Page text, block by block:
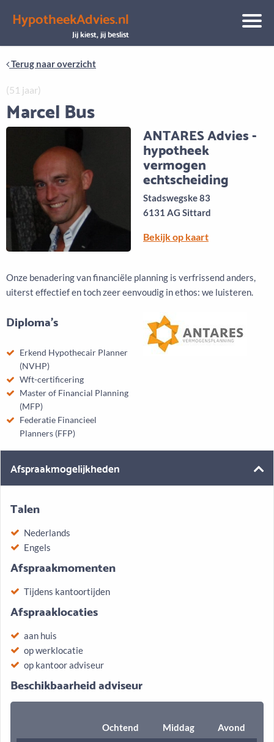
HypotheekAdvies.nl
Jij kiest, jij beslist
AanbodKeuze uit vele onafhankelijke adviseurs
Terug naar overzicht
(51 jaar)
Marcel Bus
ANTARES Advies -
hypotheek
vermogen
echtscheiding
Stadswegske 83
6131 AG Sittard
Bekijk op kaart
Onze benadering van financiële planning is verfrissend anders,
uiterst effectief en toch zeer eenvoudig in ethos: we luisteren.
Diploma's
Erkend Hypothecair Planner
(NVHP)
Wft-certificering
Master of Financial Planning
(MFP)
Federatie Financieel
Planners (FFP)
Afspraakmogelijkheden
Talen
Nederlands
Engels
Afspraakmomenten
Tijdens kantoortijden
Afspraaklocaties
aan huis
op werklocatie
op kantoor adviseur
Beschikbaarheid adviseur
Ochtend Middag
Avond